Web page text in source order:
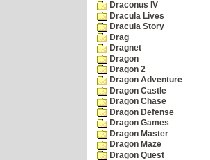
Draconus IV
Dracula Lives
Dracula Story
Drag
Dragnet
Dragon
Dragon 2
Dragon Adventure
Dragon Castle
Dragon Chase
Dragon Defense
Dragon Games
Dragon Master
Dragon Maze
Dragon Quest